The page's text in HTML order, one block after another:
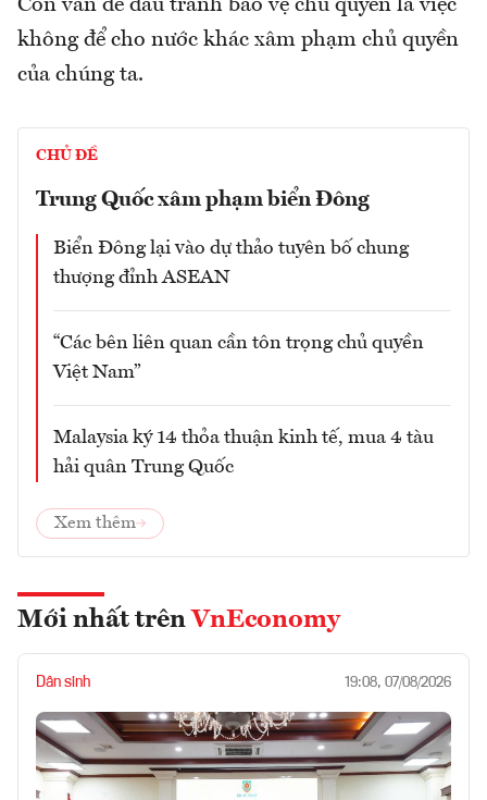
Còn vấn đề đấu tranh bảo vệ chủ quyền là việc
không để cho nước khác xâm phạm chủ quyền
của chúng ta.
CHỦ ĐỀ
Trung Quốc xâm phạm biển Đông
Biển Đông lại vào dự thảo tuyên bố chung
thượng đỉnh ASEAN
“Các bên liên quan cần tôn trọng chủ quyền
Việt Nam”
Malaysia ký 14 thỏa thuận kinh tế, mua 4 tàu
hải quân Trung Quốc
Xem thêm
Mới nhất trên VnEconomy
Dân sinh 19:08, 07/08/2026